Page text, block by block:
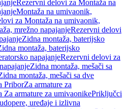
Rezervni delovi za Montaža na
Montaža na umivaonik,
za Montaža na umivaonik,
mrežno napajanjeRezervni delovi
Zidna montaža, baterijsko
montaža, baterijsko
napajanjeRezervni delovi za
Zidna montaža, mešači sa
montaža, mešači sa dve
PriborZa armature za
Za armature za umivaonikePriključci
uređaje i izlivna